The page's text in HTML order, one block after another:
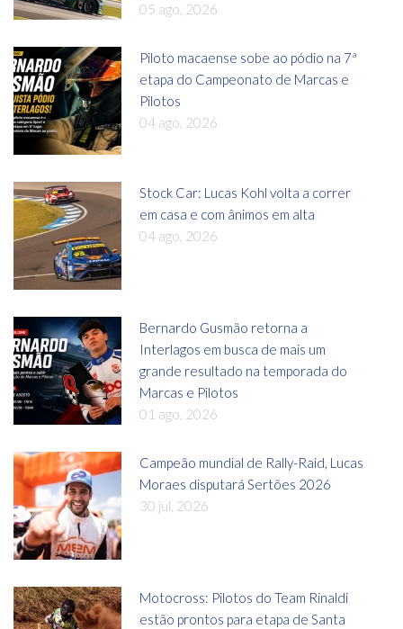
05 ago, 2026
Piloto macaense sobe ao pódio na 7ª
etapa do Campeonato de Marcas e
Pilotos
04 ago, 2026
Stock Car: Lucas Kohl volta a correr
em casa e com ânimos em alta
04 ago, 2026
Bernardo Gusmão retorna a
Interlagos em busca de mais um
grande resultado na temporada do
Marcas e Pilotos
01 ago, 2026
Campeão mundial de Rally-Raid, Lucas
Moraes disputará Sertões 2026
30 jul, 2026
Motocross: Pilotos do Team Rinaldi
estão prontos para etapa de Santa